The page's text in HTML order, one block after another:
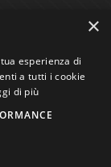
Bassi VAT
×
esperienza di
a tutti i cookie
di più